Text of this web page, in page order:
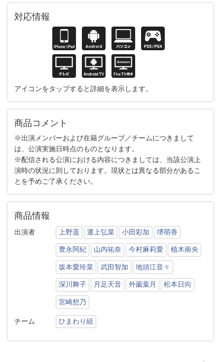
対応情報
アイコンをタップすると詳細を表示します。
商品コメント
※出演メンバーおよび在籍グループ／チームにつきまして
は、公演実施日時点のものとなります。
※配信される公演における内容につきましては、当該公演上
演時の状況に則しております。現状とは異なる部分があるこ
とを予めご了承ください。
商品情報
出演者 上野遥 運上弘菜 小田彩加 堺萌香
豊永阿紀 山内祐奈 今村麻莉愛 植木南央
坂本愛玲菜 武田智加 地頭江音々
深川舞子 月足天音 外薗葉月 松本日向
宮崎想乃
チーム ひまわり組